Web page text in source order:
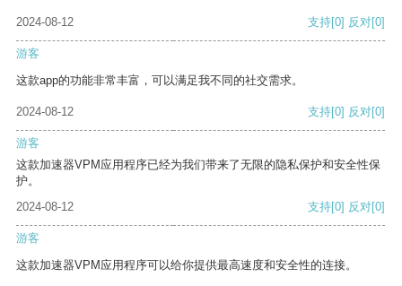
2024-08-12 支持[0] 反对[0]
游客
这款app的功能非常丰富，可以满足我不同的社交需求。
2024-08-12 支持[0] 反对[0]
游客
这款加速器VPM应用程序已经为我们带来了无限的隐私保护和安全性保
护。
2024-08-12
支持[0] 反对[0]
游客
这款加速器VPM应用程序可以给你提供最高速度和安全性的连接。